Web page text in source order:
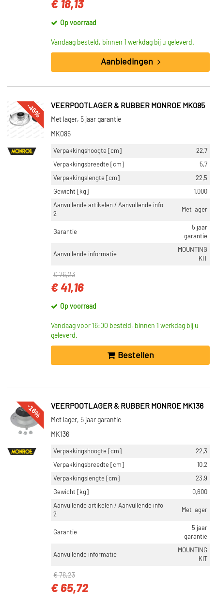
€ 18,13
Op voorraad
Vandaag besteld, binnen 1 werkdag bij u geleverd.
Aanbiedingen
-46% VEERPOOTLAGER & RUBBER MONROE MK085
Met lager, 5 jaar garantie
MK085
Verpakkingshoogte [cm]
22,7
Verpakkingsbreedte [cm]
5,7
Verpakkingslengte [cm]
22,5
Gewicht [kg]
1,000
Aanvullende artikelen / Aanvullende info
2
Met lager
Garantie
5 jaar
garantie
Aanvullende informatie
MOUNTING
KIT
€ 76,23
€ 41,16
Op voorraad
Vandaag voor 16:00 besteld, binnen 1 werkdag bij u
geleverd.
Bestellen
-16% VEERPOOTLAGER & RUBBER MONROE MK136
Met lager, 5 jaar garantie
MK136
Verpakkingshoogte [cm]
22,3
Verpakkingsbreedte [cm]
10,2
Verpakkingslengte [cm]
23,9
Gewicht [kg]
0,600
Aanvullende artikelen / Aanvullende info
2
Met lager
Garantie
5 jaar
garantie
Aanvullende informatie
MOUNTING
KIT
€ 78,23
€ 65,72